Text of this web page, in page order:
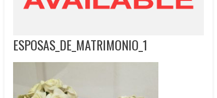
ESPOSAS_DE_MATRIMONIO_1